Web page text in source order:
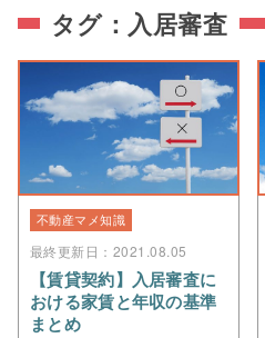
タグ：入居審査
不動産マメ知識
最終更新日：2021.08.05
【賃貸契約】入居審査に
おける家賃と年収の基準
まとめ